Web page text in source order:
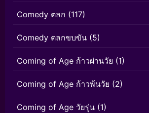
Comedy ตลก (117)
Comedy ตลกขบขัน (5)
Coming of Age ก้าวผ่านวัย (1)
Coming of Age ก้าวพ้นวัย (2)
Coming of Age วัยรุ่น (1)